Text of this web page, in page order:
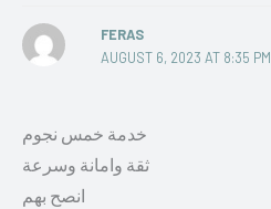
FERAS
AUGUST 6, 2023 AT 8:35 PM
خدمة خمس نجوم
ثقة وامانة وسرعة
انصح بهم